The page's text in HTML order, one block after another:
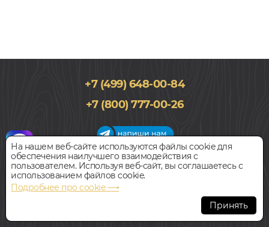
196x1220, 9мм
Однополосный, Водостойкий
Цена за 1 м² 5 660руб.
БЫСТРЫЙ ЗАКАЗ КУПИТЬ
+7 (499) 648-00-84
+7 (800) 777-00-26
График работы салона
Пн-Вс с 09:00 до 21:00
Наш адрес:127018, г. Москва,
ул.Складочная, д.1, строение 9
На нашем веб-сайте используются файлы cookie для
обеспечения наилучшего взаимодействия с
пользователем. Используя веб-сайт, вы соглашаетесь с
использованием файлов cookie.
Подробнее про cookie ⟶
Принять